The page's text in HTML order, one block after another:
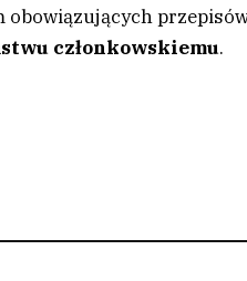
obowiązujących
członkowskiemu.